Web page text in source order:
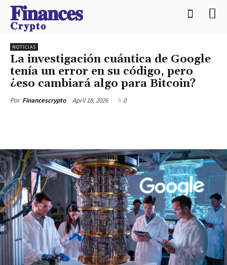
𝐅𝐢𝐧𝐚𝐧𝐜𝐞𝐬
𝐂𝐫𝐲𝐩𝐭𝐨
NOTICIAS
La investigación cuántica de Google
tenía un error en su código, pero
¿eso cambiará algo para Bitcoin?
Por Financescrypto April 18, 2026 0